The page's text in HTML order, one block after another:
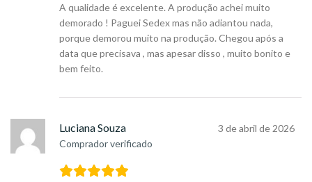
A qualidade é excelente. A produção achei muito
demorado ! Paguei Sedex mas não adiantou nada,
porque demorou muito na produção. Chegou após a
data que precisava , mas apesar disso , muito bonito e
bem feito.
Luciana Souza
Comprador verificado
3 de abril de 2026